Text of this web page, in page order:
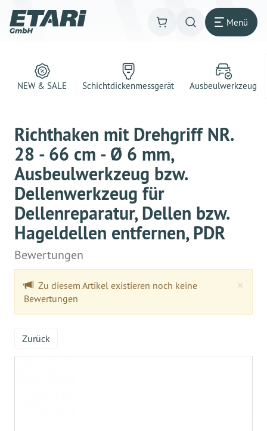
Menü
NEW & SALE Schichtdickenmessgerät Ausbeulwerkzeug
Richthaken mit Drehgriff NR.
28 - 66 cm - Ø 6 mm,
Ausbeulwerkzeug bzw.
Dellenwerkzeug für
Dellenreparatur, Dellen bzw.
Hageldellen entfernen, PDR
Bewertungen
×
Zu diesem Artikel existieren noch keine
Bewertungen
Zurück